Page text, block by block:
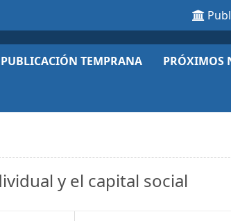
PUBLICACIÓN TEMPRANA PRÓXIMOS
y el capital social